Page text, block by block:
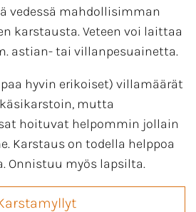
vedessä mahdollisimman
karstausta. Veteen voi laittaa
astian- tai villanpesuainetta.
hyvin erikoiset) villamäärät
mutta
hoituvat helpommin jollain
Karstaus on todella helppoa
Onnistuu myös lapsilta.